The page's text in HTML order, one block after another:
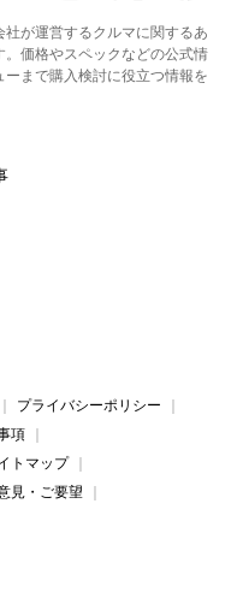
が運営するクルマに関するあ
価格やスペックなどの公式情
まで購入検討に役立つ情報を
プライバシーポリシー
項
トマップ
見・ご要望